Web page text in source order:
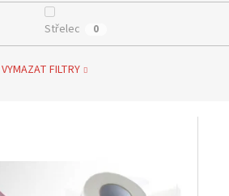
Střelec 0
VYMAZAT FILTRY